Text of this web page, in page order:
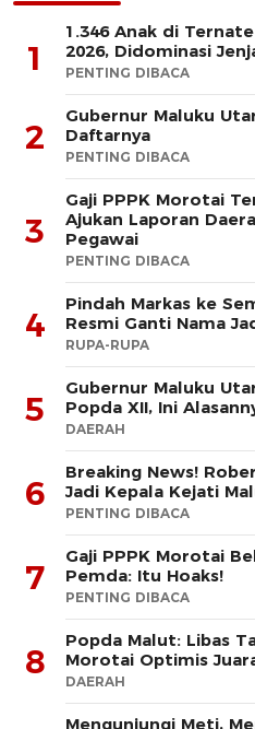
1
1.346 Anak di
2026, Didominasi
PENTING DIBACA
2
Gubernur Maluku
Daftarnya
PENTING DIBACA
3
Gaji PPPK Morotai
Ajukan Laporan
Pegawai
PENTING DIBACA
4
Pindah Markas ke
Resmi Ganti Nama
RUPA-RUPA
5
Gubernur Maluku
Popda XII, Ini
DAERAH
6
Breaking News!
Jadi Kepala Kejati
PENTING DIBACA
7
Gaji PPPK Morotai
Pemda: Itu Hoaks!
PENTING DIBACA
8
Popda Malut: Libas
Morotai Optimis
DAERAH
Mengunjungi Meti,